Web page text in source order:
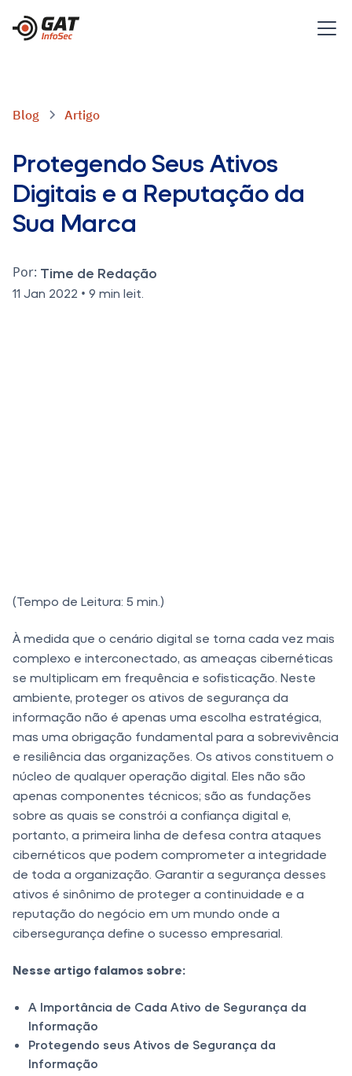
Blog Artigo
Protegendo Seus Ativos
Digitais e a Reputação da
Sua Marca
Por: Time de Redação
11 Jan 2022 • 9 min leit.
(Tempo de Leitura: 5 min.)
À medida que o cenário digital se torna cada vez mais
complexo e interconectado, as ameaças cibernéticas
se multiplicam em frequência e sofisticação. Neste
ambiente, proteger os ativos de segurança da
informação não é apenas uma escolha estratégica,
mas uma obrigação fundamental para a sobrevivência
e resiliência das organizações. Os ativos constituem o
núcleo de qualquer operação digital. Eles não são
apenas componentes técnicos; são as fundações
sobre as quais se constrói a confiança digital e,
portanto, a primeira linha de defesa contra ataques
cibernéticos que podem comprometer a integridade
de toda a organização. Garantir a segurança desses
ativos é sinônimo de proteger a continuidade e a
reputação do negócio em um mundo onde a
cibersegurança define o sucesso empresarial.
Nesse artigo falamos sobre:
A Importância de Cada Ativo de Segurança da
Informação
Protegendo seus Ativos de Segurança da
Informação